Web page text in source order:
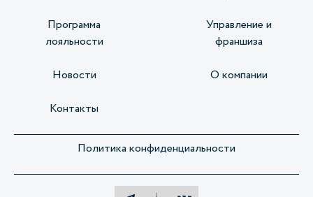
Программа
лояльности
Управление и
франшиза
Новости О компании
Контакты
Политика конфиденциальности